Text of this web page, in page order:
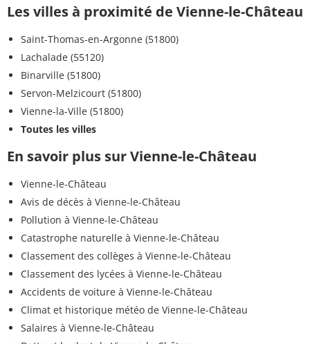
Les villes à proximité de Vienne-le-Château
Saint-Thomas-en-Argonne (51800)
Lachalade (55120)
Binarville (51800)
Servon-Melzicourt (51800)
Vienne-la-Ville (51800)
Toutes les villes
En savoir plus sur Vienne-le-Château
Vienne-le-Château
Avis de décès à Vienne-le-Château
Pollution à Vienne-le-Château
Catastrophe naturelle à Vienne-le-Château
Classement des collèges à Vienne-le-Château
Classement des lycées à Vienne-le-Château
Accidents de voiture à Vienne-le-Château
Climat et historique météo de Vienne-le-Château
Salaires à Vienne-le-Château